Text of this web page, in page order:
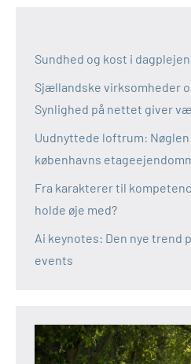
Sundhed og kost i
Sjællandske virksomheder
Synlighed på nettet giver
Uudnyttede loftrum: Nøglen
københavns
Fra karakterer til
holde øje med?
Ai keynotes: Den nye trend
events